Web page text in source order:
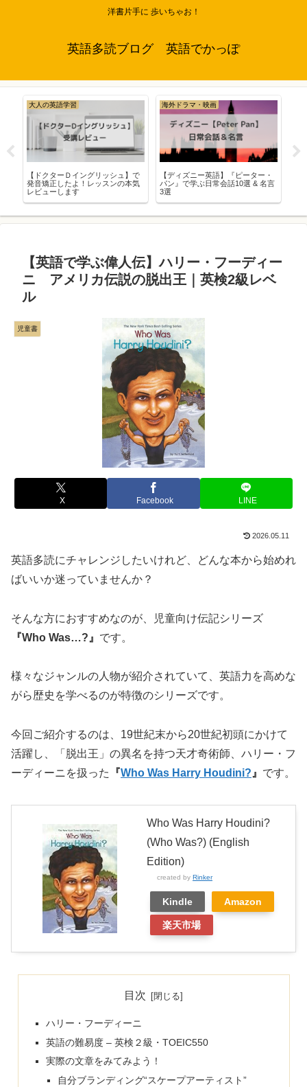
洋書片手に 歩いちゃお！
英語多読ブログ 英語でかっぽ
大人の英語学習
【ドクターＤイングリッシュ】で
発音矯正したよ！レッスンの本気
レビューします
海外ドラマ・映画
【ディズニー英語】『ピーター・
パン』で学ぶ日常会話10選 & 名言
3選
【英語で学ぶ偉人伝】ハリー・フーディー
ニ アメリカ伝説の脱出王｜英検2級レベ
ル
児童書
X Facebook LINE
2026.05.11
英語多読にチャレンジしたいけれど、どんな本から始めれ
ばいいか迷っていませんか？
そんな方におすすめなのが、児童向け伝記シリーズ
『Who Was…?』 です。
様々なジャンルの人物が紹介されていて、英語力を高めな
がら歴史を学べるのが特徴のシリーズです。
今回ご紹介するのは、19世紀末から20世紀初頭にかけて
活躍し、「脱出王」の異名を持つ天才奇術師、ハリー・フ
ーディーニを扱った
『Who Was Harry Houdini? 』 です。
Who Was Harry Houdini?
(Who Was?) (English
Edition)
created by Rinker
Kindle Amazon
楽天市場
目次
ハリー・フーディーニ
英語の難易度 – 英検２級・TOEIC550
実際の文章をみてみよう！
自分ブランディング“スケープアーティスト”